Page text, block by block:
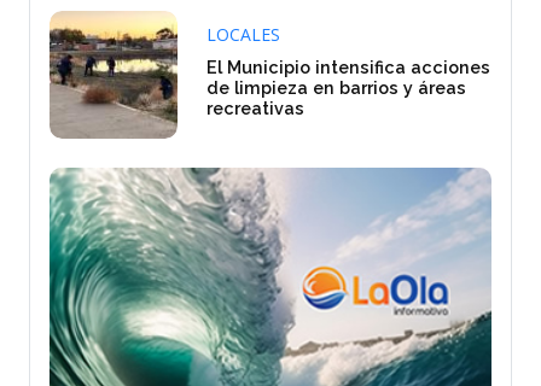
LOCALES
El Municipio intensifica acciones
de limpieza en barrios y áreas
recreativas